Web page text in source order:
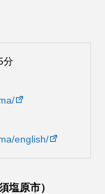
分
english/
塩原市）